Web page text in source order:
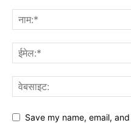
Save my name, email,